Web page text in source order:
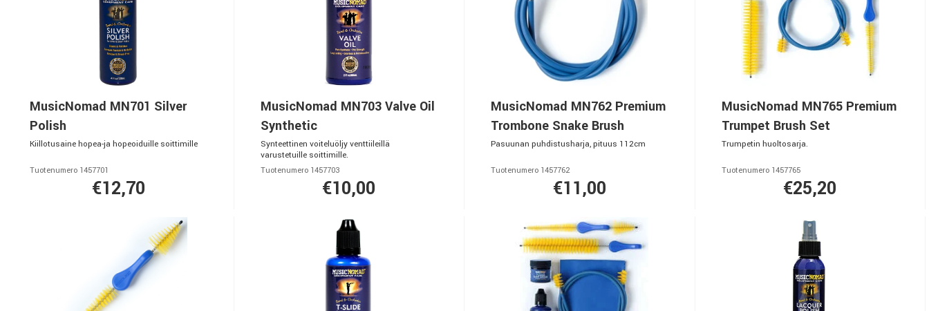
MusicNomad MN701 Silver
Polish
Kiillotusaine hopea-ja hopeoiduille soittimille
Tuotenumero 1457701
€12,70
MusicNomad MN703 Valve Oil
Synthetic
Synteettinen voiteluöljy venttiileillä
varustetuille soittimille.
Tuotenumero 1457703
€10,00
MusicNomad MN762 Premium
Trombone Snake Brush
Pasuunan puhdistusharja, pituus 112cm
Tuotenumero 1457762
€11,00
MusicNomad MN765 Premium
Trumpet Brush Set
Trumpetin huoltosarja.
Tuotenumero 1457765
€25,20